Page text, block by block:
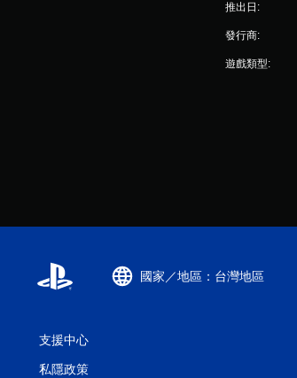
推出日:
發行商:
遊戲類型:
國家／地區：台灣地區
支援中心
私隱政策